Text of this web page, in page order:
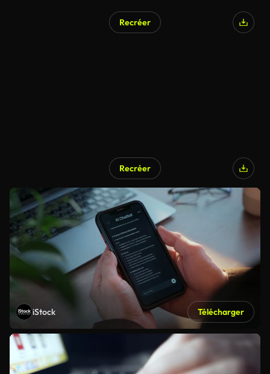
Recréer
Recréer
iStock Télécharger